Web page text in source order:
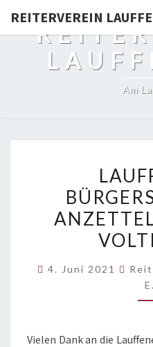
REITERVEREIN
Am
4. Juni 2021
Vielen Dank an die